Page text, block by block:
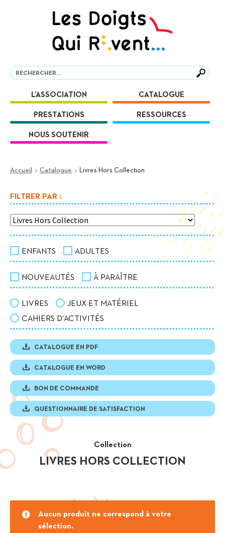
Recherche
Recherche
L’ASSOCIATION CATALOGUE
PRESTATIONS RESSOURCES
NOUS SOUTENIR
Accueil Catalogue Livres Hors Collection
FILTRER PAR :
ENFANTS ADULTES
NOUVEAUTÉS À PARAÎTRE
LIVRES
JEUX ET MATÉRIEL
CAHIERS D'ACTIVITÉS
CATALOGUE EN PDF
CATALOGUE EN WORD
BON DE COMMANDE
QUESTIONNAIRE DE SATISFACTION
Collection
LIVRES HORS COLLECTION
Aucun produit ne correspond à votre
sélection.